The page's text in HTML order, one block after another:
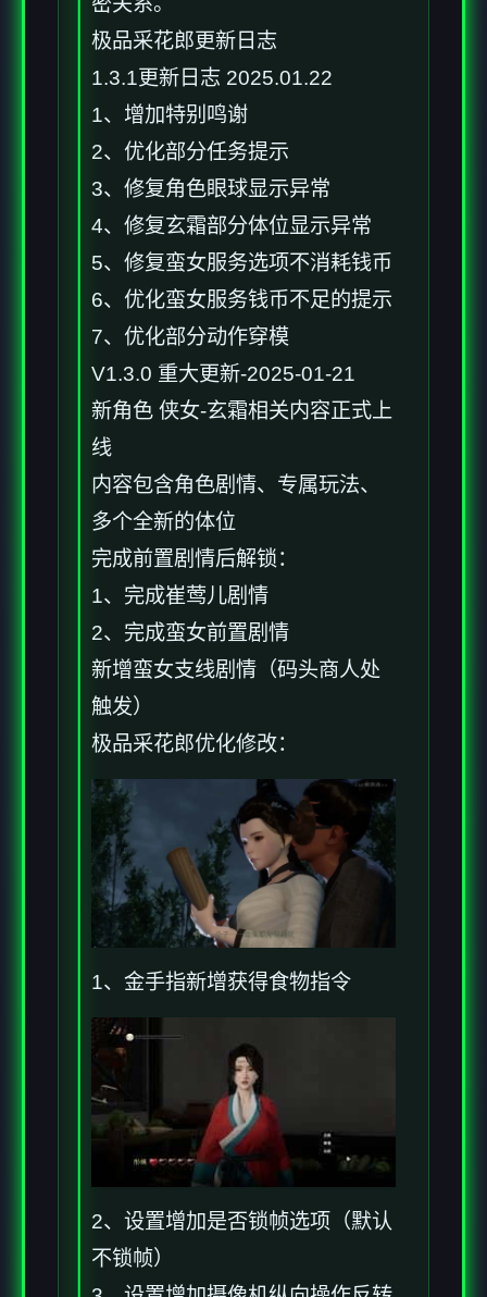
极品采花郎更新日志
1.3.1更新日志 2025.01.22
1、增加特别鸣谢
2、优化部分任务提示
3、修复角色眼球显示异常
4、修复玄霜部分体位显示异常
5、修复蛮女服务选项不消耗钱币
6、优化蛮女服务钱币不足的提示
7、优化部分动作穿模
V1.3.0 重大更新-2025-01-21
新角色 侠女-玄霜相关内容正式上
线
内容包含角色剧情、专属玩法、
多个全新的体位
完成前置剧情后解锁：
1、完成崔莺儿剧情
2、完成蛮女前置剧情
新增蛮女支线剧情（码头商人处
触发）
极品采花郎优化修改：
1、金手指新增获得食物指令
2、设置增加是否锁帧选项（默认
不锁帧）